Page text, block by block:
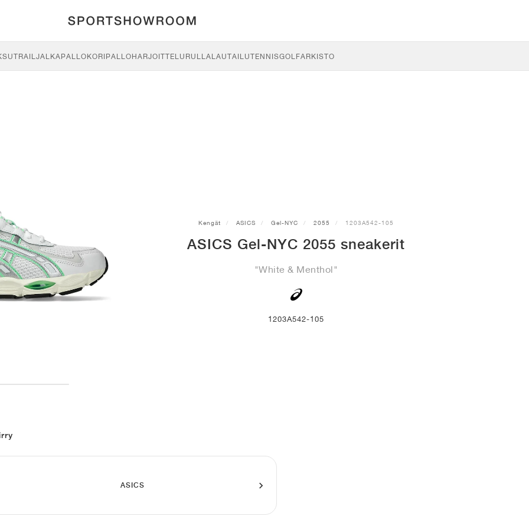
TRAILJALKAPALLOKORIPALLOHARJOITTELU RULLALAUTAILUTENNISGOLFARKISTO
Kengät ASICS Gel-NYC 2055 1203A542-105
ASICS Gel-NYC 2055 sneakerit
"White & Menthol"
1203A542-105
ASICS